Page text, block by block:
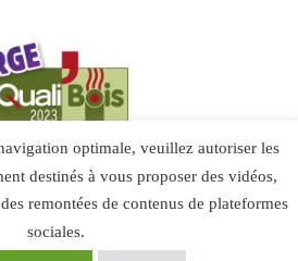
optimale, veuillez autoriser les
destinés à vous proposer des vidéos,
remontées de contenus de plateformes
sociales.